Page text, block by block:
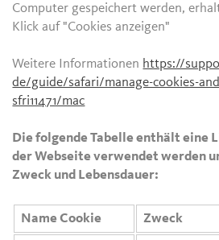
Computer gespeichert werden,
Klick auf "Cookies anzeigen"
Weitere Informationen https://
de/guide/safari/manage-cookies-
sfri11471/mac
Die folgende Tabelle enthält eine
der Webseite verwendet werden
Zweck und Lebensdauer:
Name Cookie Zweck